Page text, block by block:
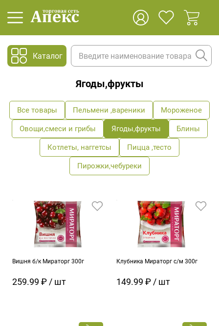
Каталог
Ягоды,фрукты
Все товары Пельмени ,вареники Мороженое
Овощи,смеси и грибы Ягоды,фрукты Блины
Котлеты, наггетсы Пицца ,тесто
Пирожки,чебуреки
Вишня б/к Мираторг 300г
259.99 ₽ / шт
Клубника Мираторг с/м 300г
149.99 ₽ / шт